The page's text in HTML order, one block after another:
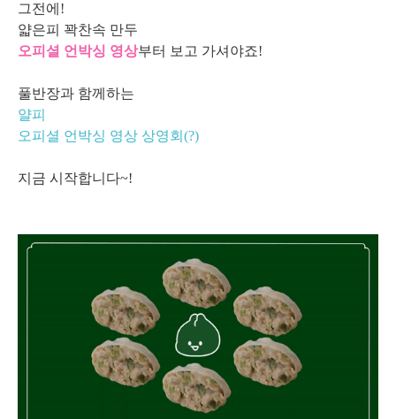
그전에!
얇은피 꽉찬속 만두
오피셜 언박싱 영상부터 보고 가셔야죠!
풀반장과 함께하는
얄피
오피셜 언박싱 영상 상영회(?)
지금 시작합니다~!